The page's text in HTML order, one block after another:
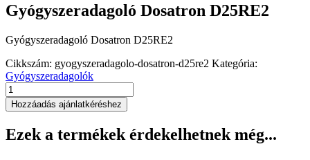
Gyógyszeradagoló Dosatron D25RE2
Gyógyszeradagoló Dosatron D25RE2
Cikkszám: gyogyszeradagolo-dosatron-d25re2 Kategória:
Gyógyszeradagolók
Gyógyszeradagoló
Dosatron
D25RE2
Hozzáadás ajánlatkéréshez
Ezek a termékek érdekelhetnek még...